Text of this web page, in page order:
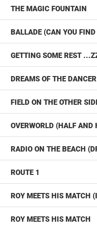
THE MAGIC FOUNTAIN
BALLADE (CAN YOU
GETTING SOME REST
DREAMS OF THE DANCER
FIELD ON THE OTHER
OVERWORLD (HALF AND
RADIO ON THE BEACH
ROUTE 1
ROY MEETS HIS MATCH
ROY MEETS HIS MATCH